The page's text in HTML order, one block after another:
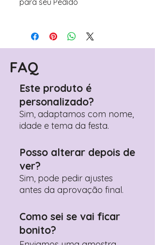
para seu Pedido
Avance para a página de checkout
(próximo passo após o carrinho)
Encontre o campo de "Notas do
Pedido"
Adicione ali todos os detalhes de
Prefere fazer seu pedido pelo
WhatsApp? Clique aqui para nos
contactar: +351 960 119 353
FAQ
Este produto é
personalizado?
Sim, adaptamos com nome,
idade e tema da festa.
Posso alterar depois de
ver?
Sim, pode pedir ajustes
antes da aprovação final.
Como sei se vai ficar
bonito?